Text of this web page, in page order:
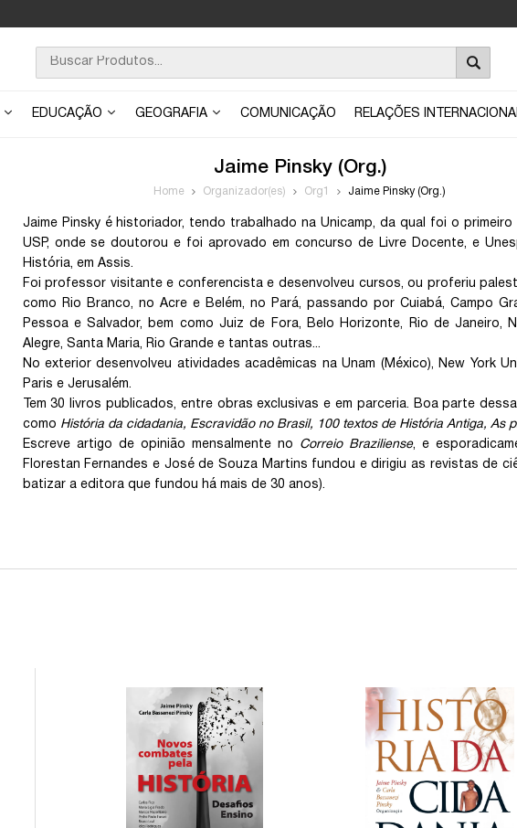
EDUCAÇÃO GEOGRAFIA COMUNICAÇÃO RELAÇÕES
Jaime Pinsky (Org.)
Home Organizador(es) Org1 Jaime Pinsky (Org.)
Jaime Pinsky é historiador, tendo trabalhado na Unicamp, da qual foi o
USP, onde se doutorou e foi aprovado em concurso de Livre Docente, e
História, em Assis.
Foi professor visitante e conferencista e desenvolveu cursos, ou proferiu
como Rio Branco, no Acre e Belém, no Pará, passando por Cuiabá, Campo
Pessoa e Salvador, bem como Juiz de Fora, Belo Horizonte, Rio de Janeiro,
Alegre, Santa Maria, Rio Grande e tantas outras...
No exterior desenvolveu atividades acadêmicas na Unam (México), New York
Paris e Jerusalém.
Tem 30 livros publicados, entre obras exclusivas e em parceria. Boa parte
como História da cidadania, Escravidão no Brasil, 100 textos de História Antiga, As
Escreve artigo de opinião mensalmente no Correio Braziliense, e
Florestan Fernandes e José de Souza Martins fundou e dirigiu as revistas de
batizar a editora que fundou há mais de 30 anos).